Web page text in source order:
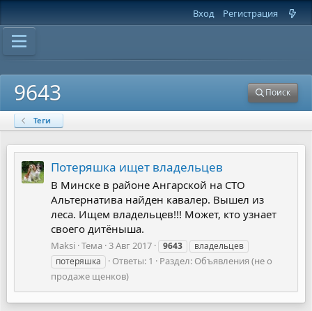
Вход Регистрация
9643 Поиск
Теги
Потеряшка ищет владельцев
В Минске в районе Ангарской на СТО
Альтернатива найден кавалер. Вышел из
леса. Ищем владельцев!!! Может, кто узнает
своего дитёныша.
Maksi Тема 3 Авг 2017 9643
владельцев
потеряшка
Ответы: 1 Раздел: Объявления (не о
продаже щенков)